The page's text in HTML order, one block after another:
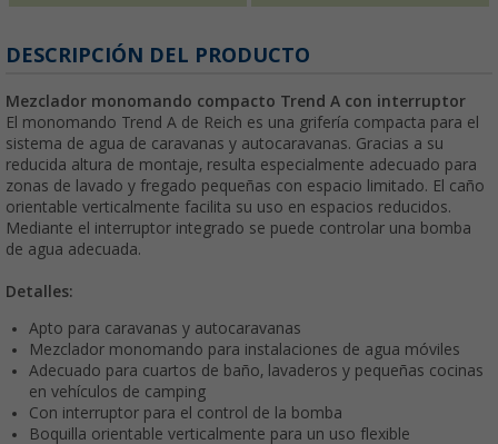
DESCRIPCIÓN DEL PRODUCTO
Mezclador monomando compacto Trend A con interruptor
El monomando Trend A de Reich es una grifería compacta para el
sistema de agua de caravanas y autocaravanas. Gracias a su
reducida altura de montaje, resulta especialmente adecuado para
zonas de lavado y fregado pequeñas con espacio limitado. El caño
orientable verticalmente facilita su uso en espacios reducidos.
Mediante el interruptor integrado se puede controlar una bomba
de agua adecuada.
Detalles:
Apto para caravanas y autocaravanas
Mezclador monomando para instalaciones de agua móviles
Adecuado para cuartos de baño, lavaderos y pequeñas cocinas
en vehículos de camping
Con interruptor para el control de la bomba
Boquilla orientable verticalmente para un uso flexible